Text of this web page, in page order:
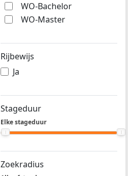
WO-Bachelor
WO-Master
Rijbewijs
Ja
Stageduur
Elke stageduur
Zoekradius